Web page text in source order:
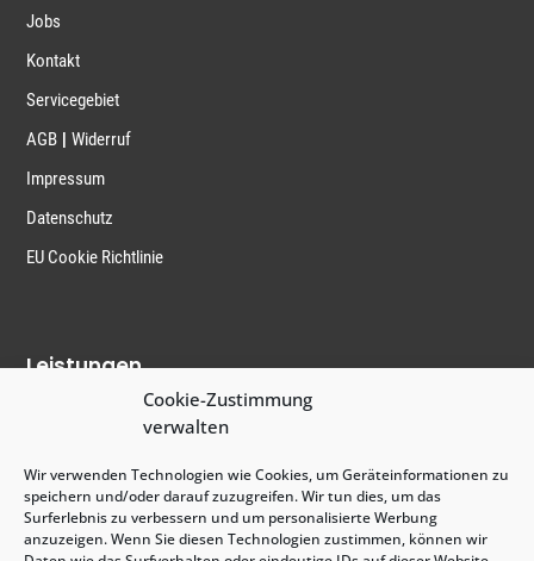
Cookie-Zustimmung
verwalten
Wir verwenden Technologien wie Cookies, um Geräteinformationen zu
speichern und/oder darauf zuzugreifen. Wir tun dies, um das
Surferlebnis zu verbessern und um personalisierte Werbung
anzuzeigen. Wenn Sie diesen Technologien zustimmen, können wir
Jobs
Kontakt
Servicegebiet
AGB |Widerruf
Impressum
Datenschutz
EU Cookie Richtlinie
Leistungen
Treppenhausreinigung
Sonderreinigung
Containerreinigung